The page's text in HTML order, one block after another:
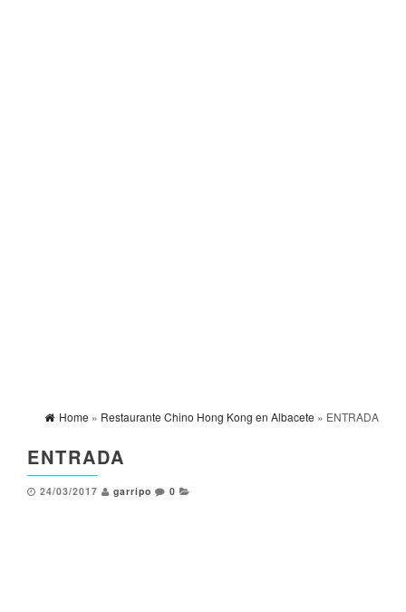
Home » Restaurante Chino Hong Kong en Albacete » ENTRADA
ENTRADA
24/03/2017 garripo 0